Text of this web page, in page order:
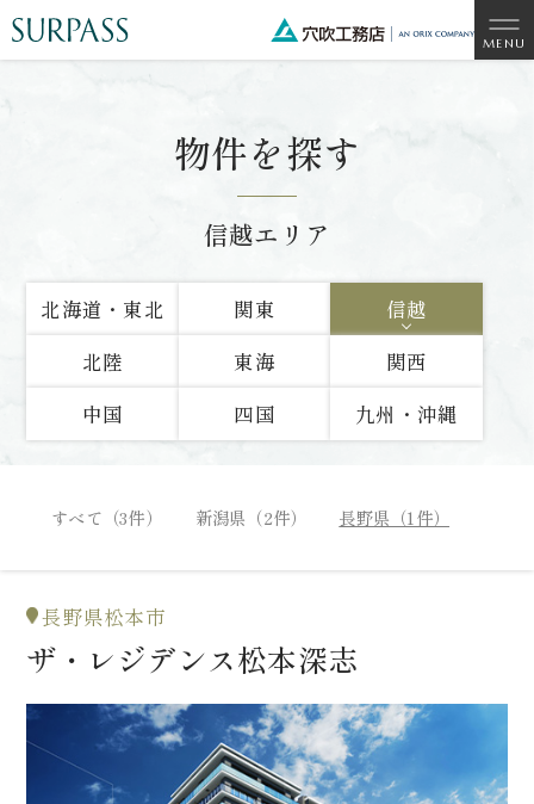
物件を探す
信越エリア
北海道・東北 関東
信越
北陸
東海
関西
中国
四国 九州・沖縄
すべて（3件） 新潟県（2件） 長野県（1件）
長野県松本市
ザ・レジデンス松本深志